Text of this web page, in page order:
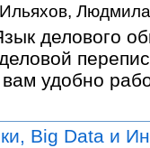
делового
удобно
Big Data и